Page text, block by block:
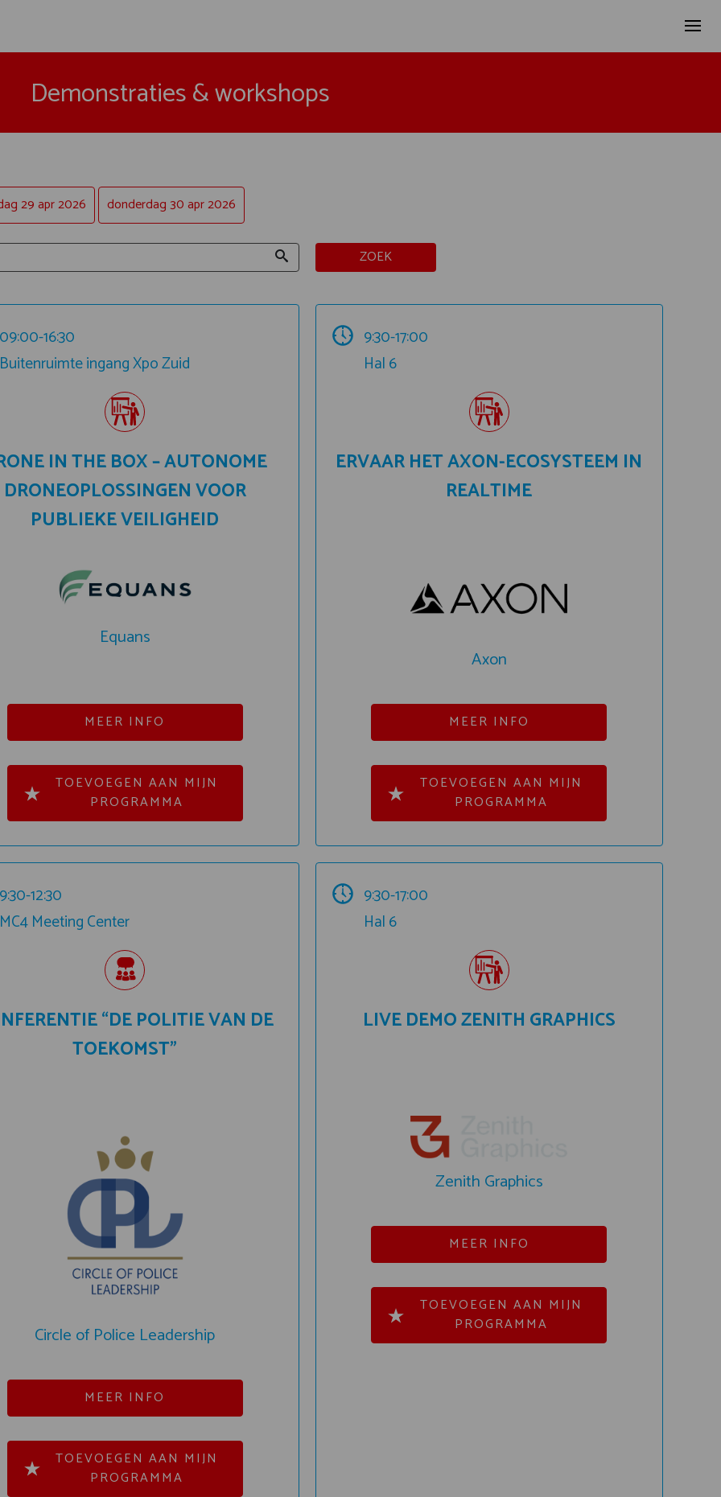
Demonstraties & workshops
29 apr 2026 donderdag 30 apr 2026
ZOEK
09:00-16:30
Buitenruimte ingang Xpo Zuid
IN THE BOX – AUTONOME
DRONEOPLOSSINGEN VOOR
PUBLIEKE VEILIGHEID
Equans
MEER INFO
TOEVOEGEN AAN MIJN
PROGRAMMA
9:30-17:00
Hal 6
ERVAAR HET AXON-ECOSYSTEEM IN
REALTIME
Axon
MEER INFO
TOEVOEGEN AAN MIJN
PROGRAMMA
9:30-12:30
MC4 Meeting Center
“DE POLITIE VAN DE
TOEKOMST”
Circle of Police Leadership
MEER INFO
TOEVOEGEN AAN MIJN
PROGRAMMA
9:30-17:00
Hal 6
LIVE DEMO ZENITH GRAPHICS
Zenith Graphics
MEER INFO
TOEVOEGEN AAN MIJN
PROGRAMMA